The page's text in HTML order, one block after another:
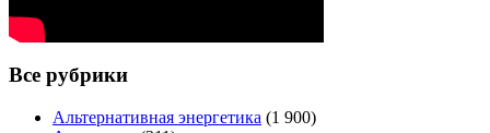
Все рубрики
Альтернативная энергетика (1 900)